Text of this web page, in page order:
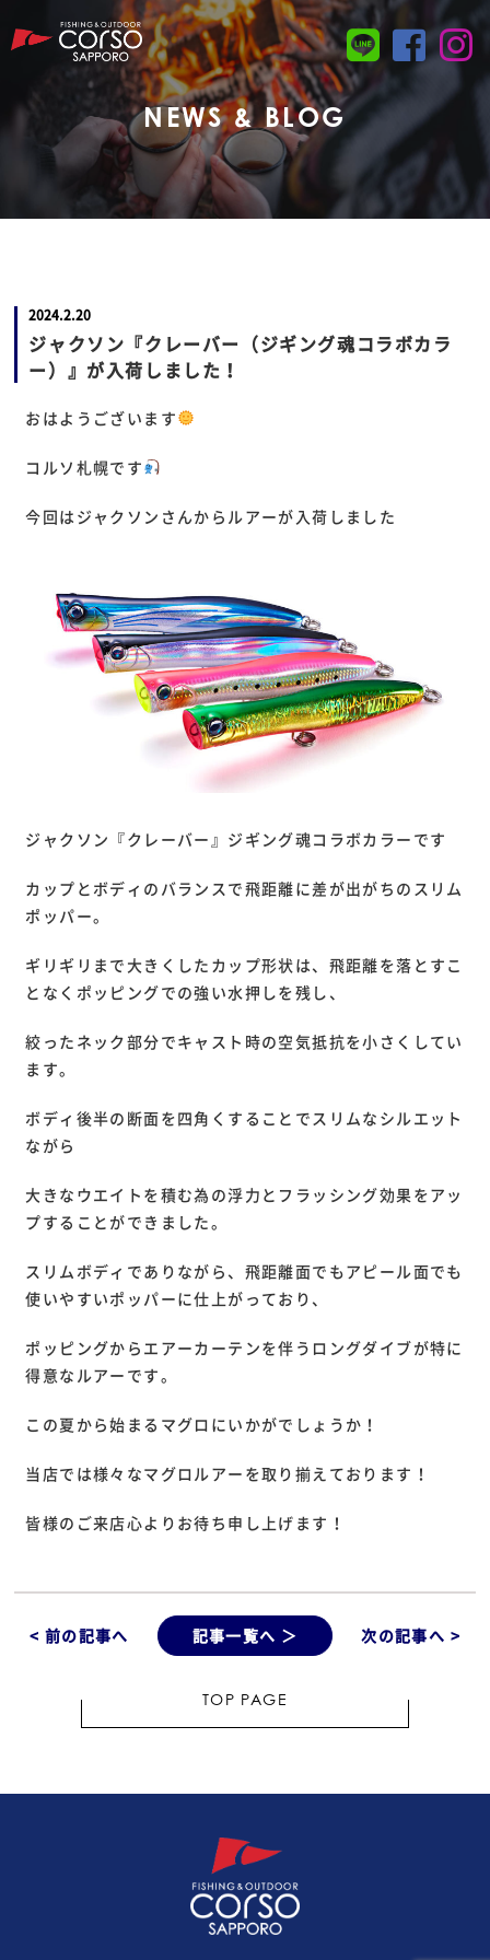
NEWS & BLOG
2024.2.20
ジャクソン『クレーバー（ジギング魂コラボカラ
ー）』が入荷しました！
おはようございます
コルソ札幌です
今回はジャクソンさんからルアーが入荷しました
ジャクソン『クレーバー』ジギング魂コラボカラーです
カップとボディのバランスで飛距離に差が出がちのスリム
ポッパー。
ギリギリまで大きくしたカップ形状は、飛距離を落とすこ
となくポッピングでの強い水押しを残し、
絞ったネック部分でキャスト時の空気抵抗を小さくしてい
ます。
ボディ後半の断面を四角くすることでスリムなシルエット
ながら
大きなウエイトを積む為の浮力とフラッシング効果をアッ
プすることができました。
スリムボディでありながら、飛距離面でもアピール面でも
使いやすいポッパーに仕上がっており、
ポッピングからエアーカーテンを伴うロングダイブが特に
得意なルアーです。
この夏から始まるマグロにいかがでしょうか！
当店では様々なマグロルアーを取り揃えております！
皆様のご来店心よりお待ち申し上げます！
< 前の記事へ 記事一覧へ ＞ 次の記事へ >
TOP PAGE